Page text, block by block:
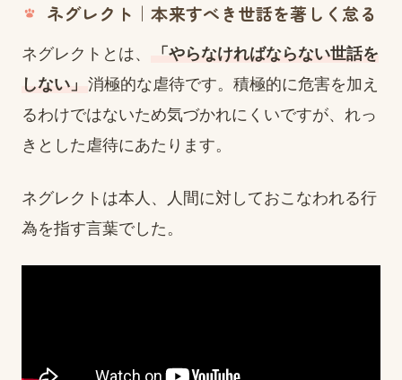
ネグレクト｜本来すべき世話を著しく怠る
ネグレクトとは、
「やらなければならない世話を
しない」 消極的な虐待です。積極的に危害を加え
るわけではないため気づかれにくいですが、れっ
きとした虐待にあたります。
ネグレクトは本人、人間に対しておこなわれる行
為を指す言葉でした。